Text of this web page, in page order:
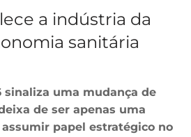
a indústria da
sanitária
sinaliza uma mudança de
de ser apenas uma
papel estratégico no